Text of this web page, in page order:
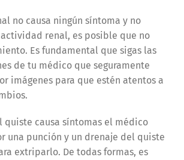
no causa ningún síntoma y no
renal, es posible que no
Es fundamental que sigas las
de tu médico que seguramente
imágenes para que estén atentos a
quiste causa síntomas el médico
una punción y un drenaje del quiste
extriparlo. De todas formas, es